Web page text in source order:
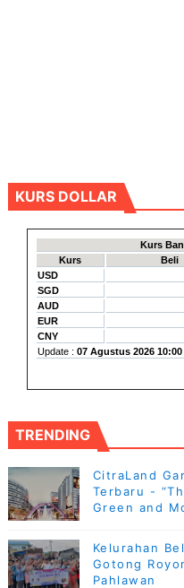
KURS DOLLAR
TRENDING
CitraLand
Terbaru -
Green and
Kelurahan
Gotong
Pahlawan